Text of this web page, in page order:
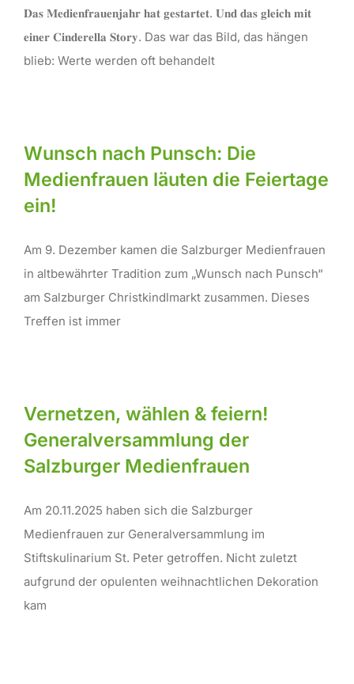
𝐃𝐚𝐬 𝐌𝐞𝐝𝐢𝐞𝐧𝐟𝐫𝐚𝐮𝐞𝐧𝐣𝐚𝐡𝐫 𝐡𝐚𝐭 𝐠𝐞𝐬𝐭𝐚𝐫𝐭𝐞𝐭. 𝐔𝐧𝐝 𝐝𝐚𝐬 𝐠𝐥𝐞𝐢𝐜𝐡 𝐦𝐢𝐭
𝐞𝐢𝐧𝐞𝐫 𝐂𝐢𝐧𝐝𝐞𝐫𝐞𝐥𝐥𝐚 𝐒𝐭𝐨𝐫𝐲. Das war das Bild, das hängen
blieb: Werte werden oft behandelt
Wunsch nach Punsch: Die
Medienfrauen läuten die Feiertage
ein!
Am 9. Dezember kamen die Salzburger Medienfrauen
in altbewährter Tradition zum „Wunsch nach Punsch“
am Salzburger Christkindlmarkt zusammen. Dieses
Treffen ist immer
Vernetzen, wählen & feiern!
Generalversammlung der
Salzburger Medienfrauen
Am 20.11.2025 haben sich die Salzburger
Medienfrauen zur Generalversammlung im
Stiftskulinarium St. Peter getroffen. Nicht zuletzt
aufgrund der opulenten weihnachtlichen Dekoration
kam